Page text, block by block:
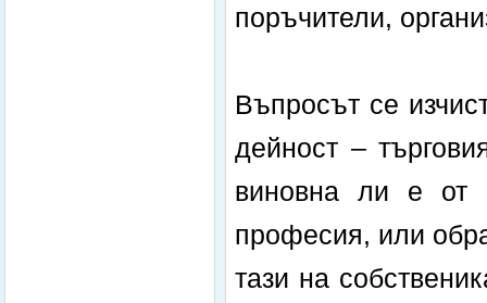
поръчители,
Въпросът се
дейност –
виновна ли е от
професия, или
тази на